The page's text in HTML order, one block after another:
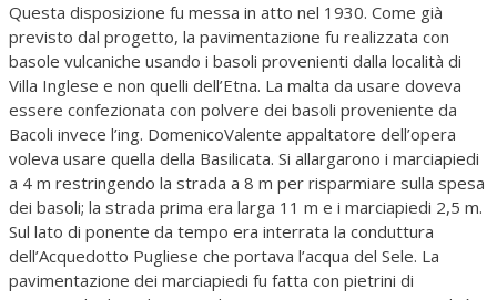
Questa disposizione fu messa in atto nel 1930. Come già
previsto dal progetto, la pavimentazione fu realizzata con
basole vulcaniche usando i basoli provenienti dalla località di
Villa Inglese e non quelli dell’Etna. La malta da usare doveva
essere confezionata con polvere dei basoli proveniente da
Bacoli invece l’ing. DomenicoValente appaltatore dell’opera
voleva usare quella della Basilicata. Si allargarono i marciapiedi
a 4 m restringendo la strada a 8 m per risparmiare sulla spesa
dei basoli; la strada prima era larga 11 m e i marciapiedi 2,5 m.
Sul lato di ponente da tempo era interrata la conduttura
dell’Acquedotto Pugliese che portava l’acqua del Sele. La
pavimentazione dei marciapiedi fu fatta con pietrini di